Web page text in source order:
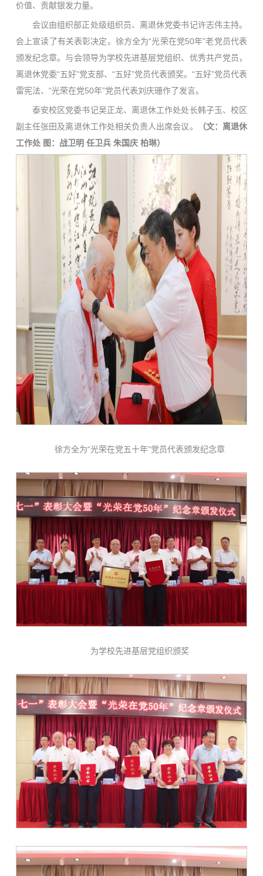
价值、贡献银发力量。
会议由组织部正处级组织员、离退休党委书记许志伟主持。
会上宣读了有关表彰决定。徐方全为“光荣在党50年”老党员代表
颁发纪念章。与会领导为学校先进基层党组织、优秀共产党员，
离退休党委“五好”党支部、“五好”党员代表颁奖。“五好”党员代表
雷宪法、“光荣在党50年”党员代表刘庆珊作了发言。
泰安校区党委书记吴正龙、离退休工作处处长韩子玉、校区
副主任张田及离退休工作处相关负责人出席会议。
（文：离退休
工作处 图 ：战卫明 任卫兵 朱国庆 柏琳）
徐方全为“光荣在党五十年”党员代表颁发纪念章
为学校先进基层党组织颁奖